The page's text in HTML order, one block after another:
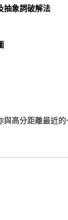
抽象詞破解法
高分距離最近的